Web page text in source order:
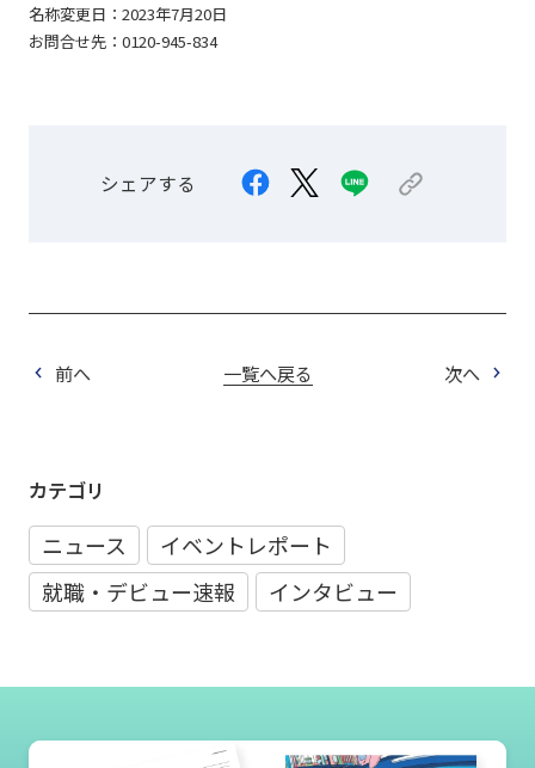
名称変更日：2023年7月20日
お問合せ先：0120-945-834
シェアする
前へ 一覧へ戻る 次へ
カテゴリ
ニュース
イベントレポート
就職・デビュー速報
インタビュー